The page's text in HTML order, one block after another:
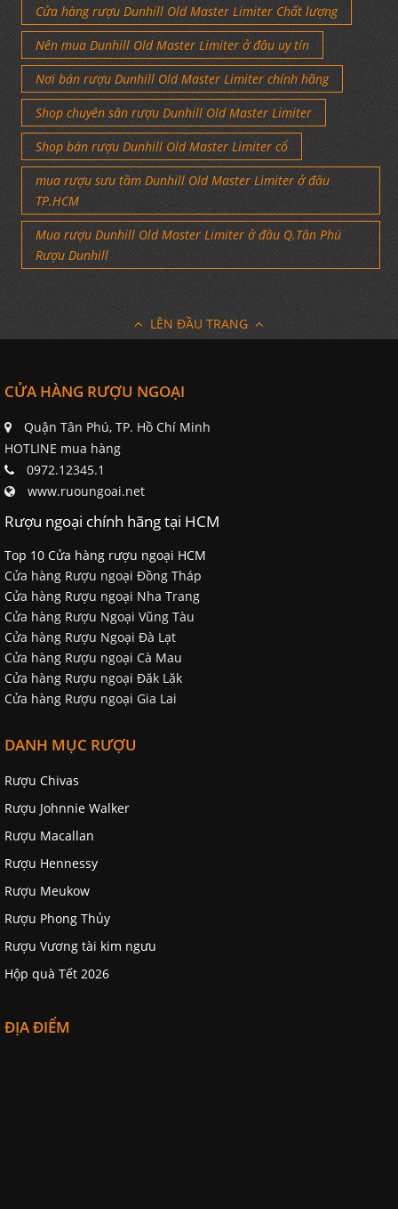
Cửa hàng rượu Dunhill Old Master Limiter Chất lượng
Nên mua Dunhill Old Master Limiter ở đâu uy tín
Nơi bán rượu Dunhill Old Master Limiter chính hãng
Shop chuyên săn rượu Dunhill Old Master Limiter
Shop bán rượu Dunhill Old Master Limiter cổ
mua rượu sưu tầm Dunhill Old Master Limiter ở đâu
TP.HCM
Mua rượu Dunhill Old Master Limiter ở đâu Q.Tân Phú
Rượu Dunhill
LÊN ĐẦU TRANG
CỬA HÀNG RƯỢU NGOẠI
Quận Tân Phú, TP. Hồ Chí Minh
HOTLINE mua hàng
0972.12345.1
www.ruoungoai.net
Rượu ngoại chính hãng tại HCM
Top 10 Cửa hàng rượu ngoại HCM
Cửa hàng Rượu ngoại Đồng Tháp
Cửa hàng Rượu ngoại Nha Trang
Cửa hàng Rượu Ngoại Vũng Tàu
Cửa hàng Rượu Ngoại Đà Lạt
Cửa hàng Rượu ngoại Cà Mau
Cửa hàng Rượu ngoại Đăk Lăk
Cửa hàng Rượu ngoại Gia Lai
DANH MỤC RƯỢU
Rượu Chivas
Rượu Johnnie Walker
Rượu Macallan
Rượu Hennessy
Rượu Meukow
Rượu Phong Thủy
Rượu Vương tài kim ngưu
Hộp quà Tết 2026
ĐỊA ĐIỂM